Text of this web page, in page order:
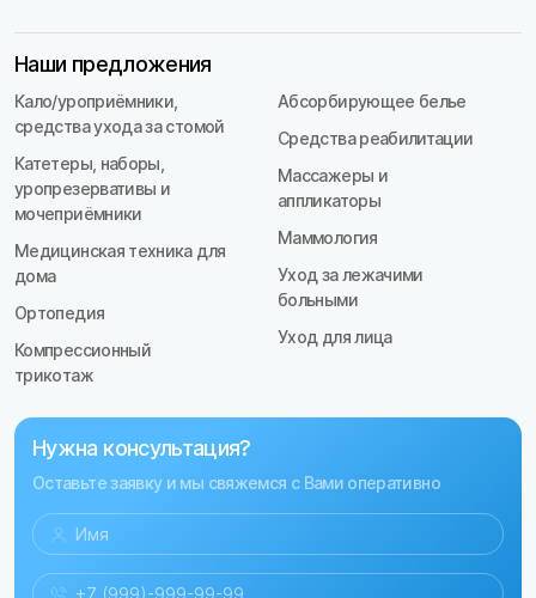
Наши предложения
Кало/уроприёмники,
средства ухода за стомой
Катетеры, наборы,
уропрезервативы и
мочеприёмники
Медицинская техника для
дома
Ортопедия
Компрессионный
трикотаж
Абсорбирующее белье
Средства реабилитации
Массажеры и
аппликаторы
Маммология
Уход за лежачими
больными
Уход для лица
Нужна консультация?
Оставьте заявку и мы свяжемся с Вами оперативно